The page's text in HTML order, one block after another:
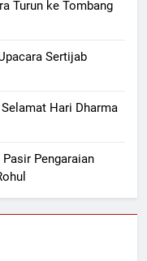
Turun ke Tombang
Sertijab
Hari Dharma
Pengaraian